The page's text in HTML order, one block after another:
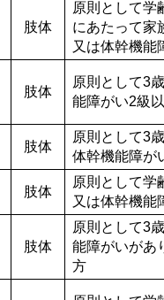
肢体
原則として学
にあたって家
又は体幹機能
肢体
原則として3
能障がい2級
肢体
原則として3
体幹機能障が
肢体
原則として学
又は体幹機能
肢体
原則として3
能障がいがあ
方